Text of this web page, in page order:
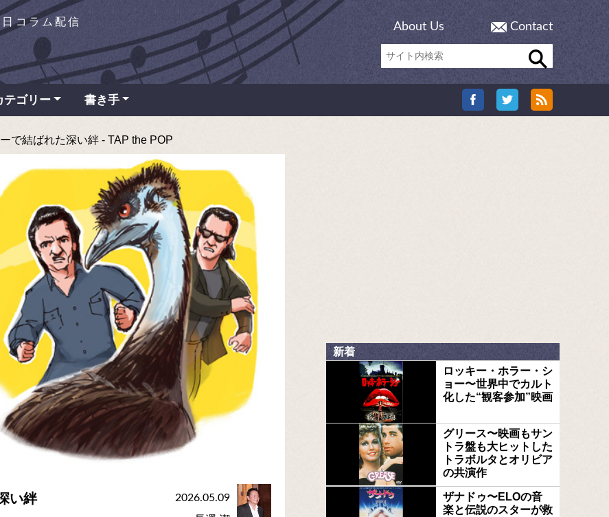
コラム配信 About Us Contact
テゴリー 書き手
で結ばれた深い絆 - TAP the POP
い絆 2026.05.09
新着
ロッキー・ホラー・シ
ョー〜世界中でカルト
化した“観客参加”映画
グリース〜映画もサン
トラ盤も大ヒットした
トラボルタとオリビア
の共演作
ザナドゥ〜ELOの音
楽と伝説のスターが救